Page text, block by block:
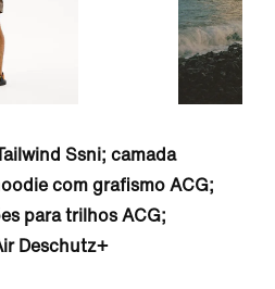
Ssni; camada
com grafismo ACG;
para trilhos ACG;
Deschutz+